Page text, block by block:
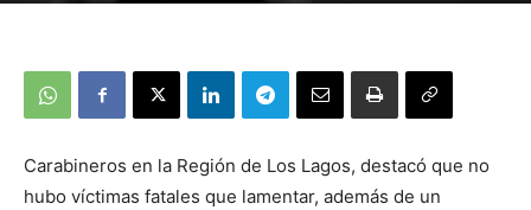
Carabineros en la Región de Los Lagos, destacó que no
hubo víctimas fatales que lamentar, además de un